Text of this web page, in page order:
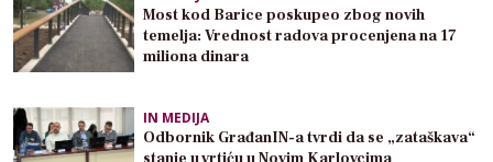
Most kod Barice poskupeo zbog novih
temelja: Vrednost radova procenjena na 17
miliona dinara
IN MEDIJA
Odbornik GrađanIN-a tvrdi da se „zataškava“